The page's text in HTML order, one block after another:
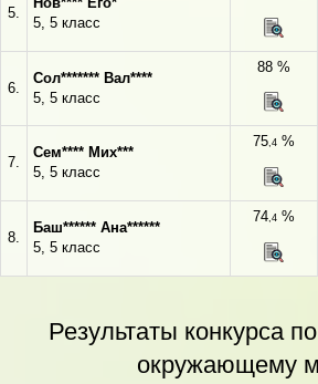
5.
5, 5 класс
6.
Сол******* Вал****
5, 5 класс
88 %
7.
Сем**** Мих***
5, 5 класс
75,4 %
8.
Баш****** Ана******
5, 5 класс
74,4 %
Результаты конкурса
окружающему